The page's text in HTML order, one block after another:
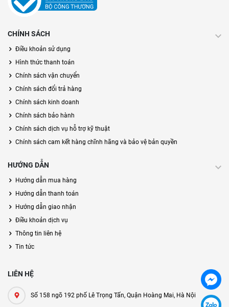
CHÍNH SÁCH
Điều khoản sử dụng
Hình thức thanh toán
Chính sách vận chuyển
Chính sách đổi trả hàng
Chính sách kinh doanh
Chính sách bảo hành
Chính sách dịch vụ hỗ trợ kỹ thuật
Chính sách cam kết hàng chĩnh hãng và bảo vệ bản quyền
HƯỚNG DẪN
Hướng dẫn mua hàng
Hướng dẫn thanh toán
Hướng dẫn giao nhận
Điều khoản dịch vụ
Thông tin liên hệ
Tin tức
LIÊN HỆ
Số 158 ngõ 192 phố Lê Trọng Tấn, Quận Hoàng Mai, Hà Nội